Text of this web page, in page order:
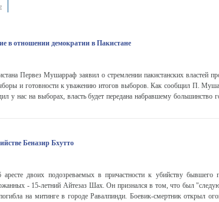
в отношении демократии в Пакистане
Первез Мушарраф заявил о стремлении пакистанских властей
и готовности к уважению итогов выборов. Как сообщил П.
у нас на выборах, власть будет передана набравшему большинство
Беназир Бхутто
двоих подозреваемых в причастности к убийству бывшего
- 15-летний Айтезаз Шах. Он признался в том, что был
на митинге в городе Равалпинди. Боевик-смертник открыл